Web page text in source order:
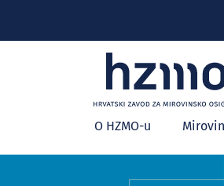
Glavni
izbornik
O HZMO-u